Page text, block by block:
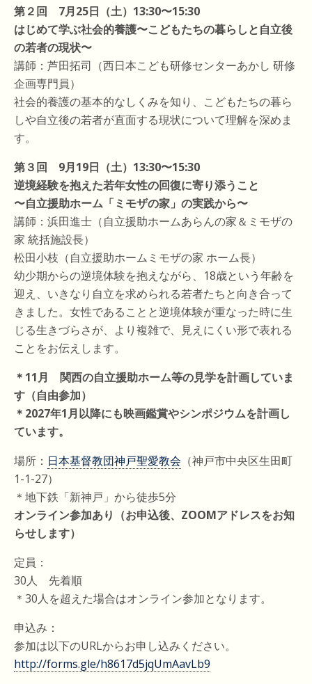
第２回 7月25日（土）13:30〜15:30
はじめて学ぶ社会的養護〜こどもたちの暮らしと自立後
の若者の現状〜
講師：芦田拓司（西日本こども研修センターあかし 研修
企画専門員）
社会的養護の基本的なしくみを知り、こどもたちの暮ら
しや自立後の若者が直面する現状について理解を深めま
す。
第３回 9月19日（土）13:30〜15:30
逆境経験を抱えた若年女性の回復に寄り添うこと
〜自立援助ホーム「ミモザの家」の実践から〜
講師：浜田進士（自立援助ホームあらんの家＆ミモザの
家 統括施設長）
松田小枝（自立援助ホームミモザの家 ホーム長）
幼少期からの逆境体験を抱えながら、18歳という年齢を
迎え、いきなり自立を求められる若者たちと向き合って
きました。女性であることと逆境体験が重なった時に生
じる生きづらさが、より複雑で、見えにくい形で表れる
ことをお伝えします。
＊11月 関西の自立援助ホーム等の見学を計画していま
す（自由参加）
＊2027年1月以降にも映画鑑賞やシンポジウムを計画し
ています。
場所： 日本基督教団神戸聖愛教会 （神戸市中央区生田町
1-1-27）
＊地下鉄「新神戸」から徒歩5分
オンライン参加あり（お申込後、ZOOMアドレスをお知
らせします）
定員：
30人 先着順
＊30人を超えた場合はオンライン参加となります。
申込み：
参加は以下のURLからお申し込みください。
http://forms.gle/h8617d5jqUmAavLb9